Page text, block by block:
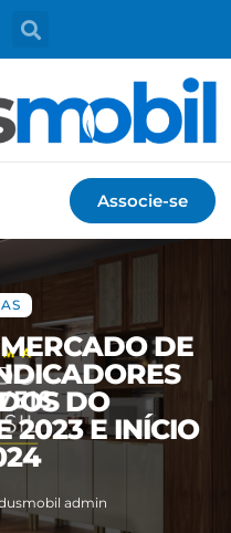
Associe-se
DE
DO
2023 E INÍCIO
admin